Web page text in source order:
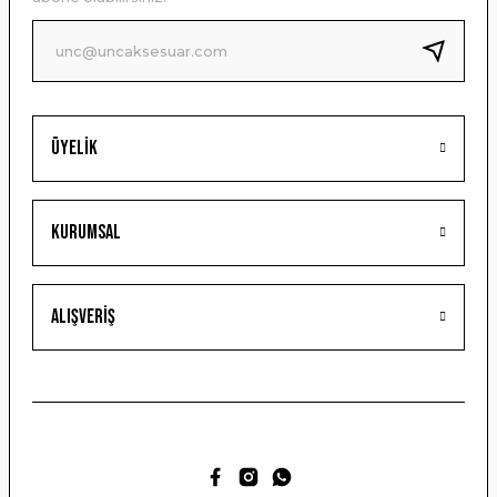
Ürün fiyatı diğer sitelerden daha pahalı.
Bu ürüne benzer farklı alternatifler olmalı.
Gönder
Üyelik
Kurumsal
Alışveriş